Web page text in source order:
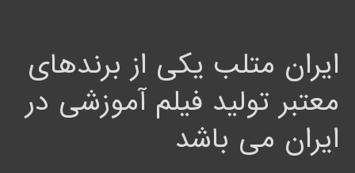
ایران متلب یکی از برندهای
معتبر تولید فیلم آموزشی در
ایران می باشد